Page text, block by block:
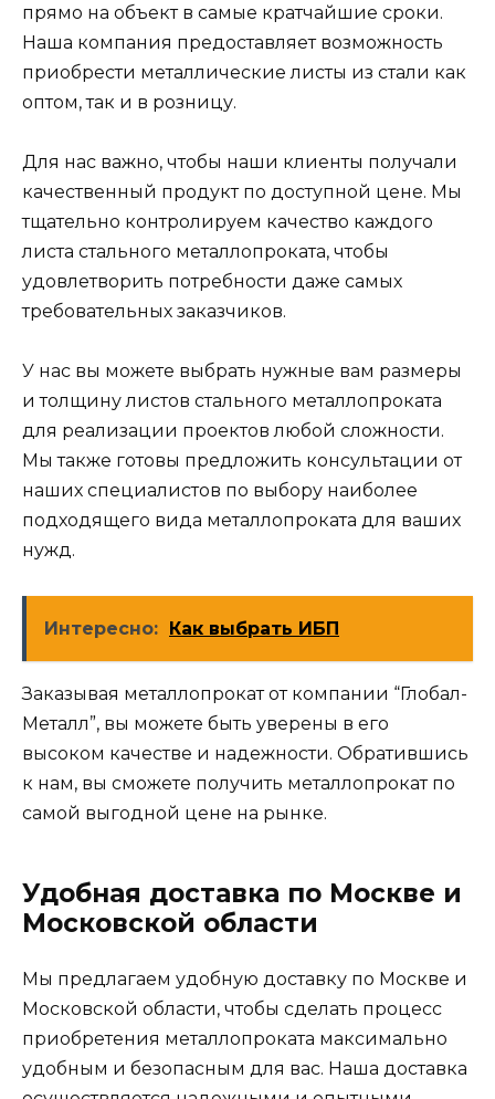
прямо на объект в самые кратчайшие сроки.
Наша компания предоставляет возможность
приобрести металлические листы из стали как
оптом, так и в розницу.
Для нас важно, чтобы наши клиенты получали
качественный продукт по доступной цене. Мы
тщательно контролируем качество каждого
листа стального металлопроката, чтобы
удовлетворить потребности даже самых
требовательных заказчиков.
У нас вы можете выбрать нужные вам размеры
и толщину листов стального металлопроката
для реализации проектов любой сложности.
Мы также готовы предложить консультации от
наших специалистов по выбору наиболее
подходящего вида металлопроката для ваших
нужд.
Интересно: Как выбрать ИБП
Заказывая металлопрокат от компании “Глобал-
Металл”, вы можете быть уверены в его
высоком качестве и надежности. Обратившись
к нам, вы сможете получить металлопрокат по
самой выгодной цене на рынке.
Удобная доставка по Москве и
Московской области
Мы предлагаем удобную доставку по Москве и
Московской области, чтобы сделать процесс
приобретения металлопроката максимально
удобным и безопасным для вас. Наша доставка